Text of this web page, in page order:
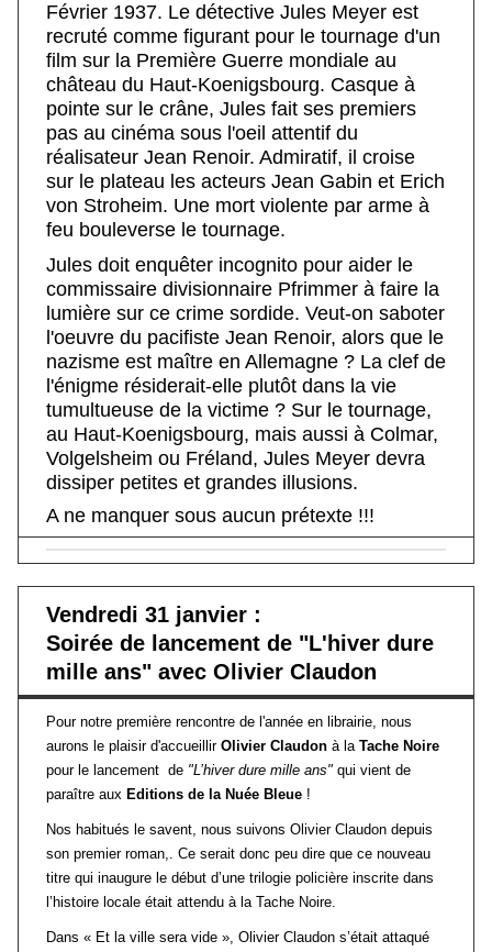
Février 1937. Le détective Jules Meyer est
recruté comme figurant pour le tournage d'un
film sur la Première Guerre mondiale au
château du Haut-Koenigsbourg. Casque à
pointe sur le crâne, Jules fait ses premiers
pas au cinéma sous l'oeil attentif du
réalisateur Jean Renoir. Admiratif, il croise
sur le plateau les acteurs Jean Gabin et Erich
von Stroheim. Une mort violente par arme à
feu bouleverse le tournage.
Jules doit enquêter incognito pour aider le
commissaire divisionnaire Pfrimmer à faire la
lumière sur ce crime sordide. Veut-on saboter
l'oeuvre du pacifiste Jean Renoir, alors que le
nazisme est maître en Allemagne ? La clef de
l'énigme résiderait-elle plutôt dans la vie
tumultueuse de la victime ? Sur le tournage,
au Haut-Koenigsbourg, mais aussi à Colmar,
Volgelsheim ou Fréland, Jules Meyer devra
dissiper petites et grandes illusions.
A ne manquer sous aucun prétexte !!!
Vendredi 31 janvier :
Soirée de lancement de "L'hiver dure
mille ans" avec Olivier Claudon
Pour notre première rencontre de l'année en librairie, nous
aurons le plaisir d'accueillir Olivier Claudon à la Tache Noire
pour le lancement de "L’hiver dure mille ans" qui vient de
paraître aux Editions de la Nuée Bleue !
Nos habitués le savent, nous suivons Olivier Claudon depuis
son premier roman,. Ce serait donc peu dire que ce nouveau
titre qui inaugure le début d’une trilogie policière inscrite dans
l’histoire locale était attendu à la Tache Noire.
Dans « Et la ville sera vide », Olivier Claudon s’était attaqué